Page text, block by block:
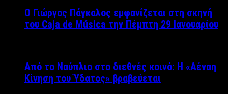
Ο Γιώργος Πάγκαλος εμφανίζεται στη σκηνή
του Caja de Música την Πέμπτη 29 Ιανουαρίου
Από το Ναύπλιο στο διεθνές κοινό: Η «Αέναη
Κίνηση του Ύδατος» βραβεύεται